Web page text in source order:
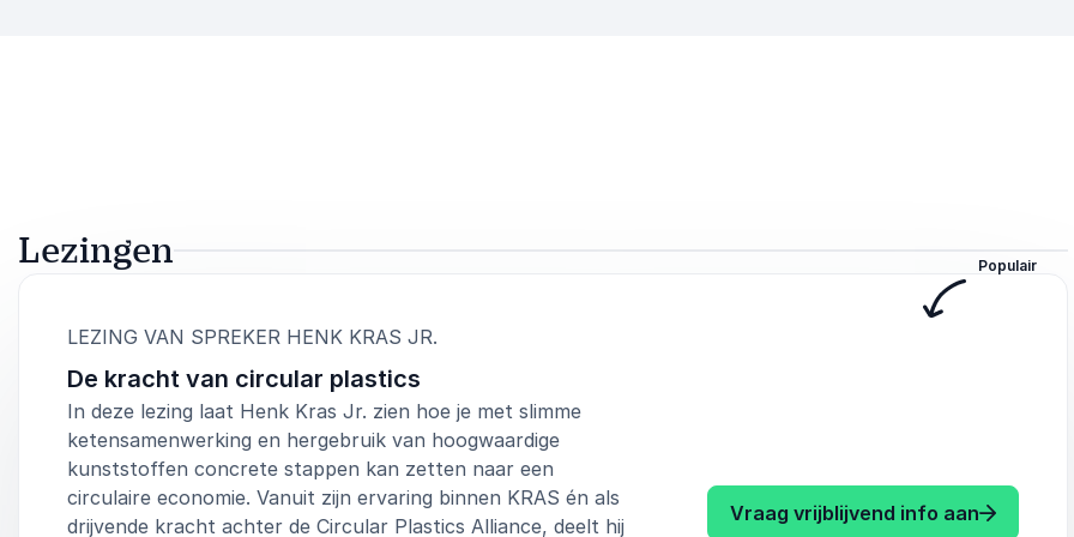
Lezingen
LEZING VAN SPREKER HENK KRAS JR.
De kracht van circular plastics
In deze lezing laat Henk Kras Jr. zien hoe je met slimme
ketensamenwerking en hergebruik van hoogwaardige
kunststoffen concrete stappen kan zetten naar een
circulaire economie. Vanuit zijn ervaring binnen KRAS én als
drijvende kracht achter de Circular Plastics Alliance, deelt hij
Vraag vrijblijvend info aan: Henk
Populair